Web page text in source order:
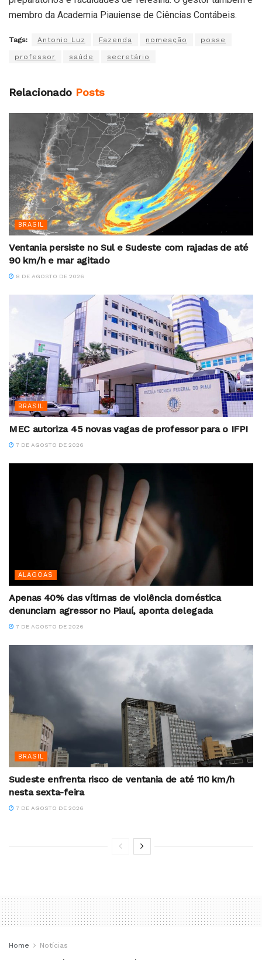
membro da Academia Piauiense de Ciências Contábeis.
Tags: Antonio Luz Fazenda nomeação posse
professor saúde secretário
Relacionado Posts
BRASIL
Ventania persiste no Sul e Sudeste com rajadas de até
90 km/h e mar agitado
8 DE AGOSTO DE 2026
BRASIL
MEC autoriza 45 novas vagas de professor para o IFPI
7 DE AGOSTO DE 2026
ALAGOAS
Apenas 40% das vítimas de violência doméstica
denunciam agressor no Piauí, aponta delegada
7 DE AGOSTO DE 2026
BRASIL
Sudeste enfrenta risco de ventania de até 110 km/h
nesta sexta-feira
7 DE AGOSTO DE 2026
Home Notícias